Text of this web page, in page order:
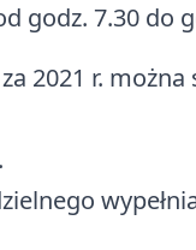
godz. 7.30 do
2021 r.